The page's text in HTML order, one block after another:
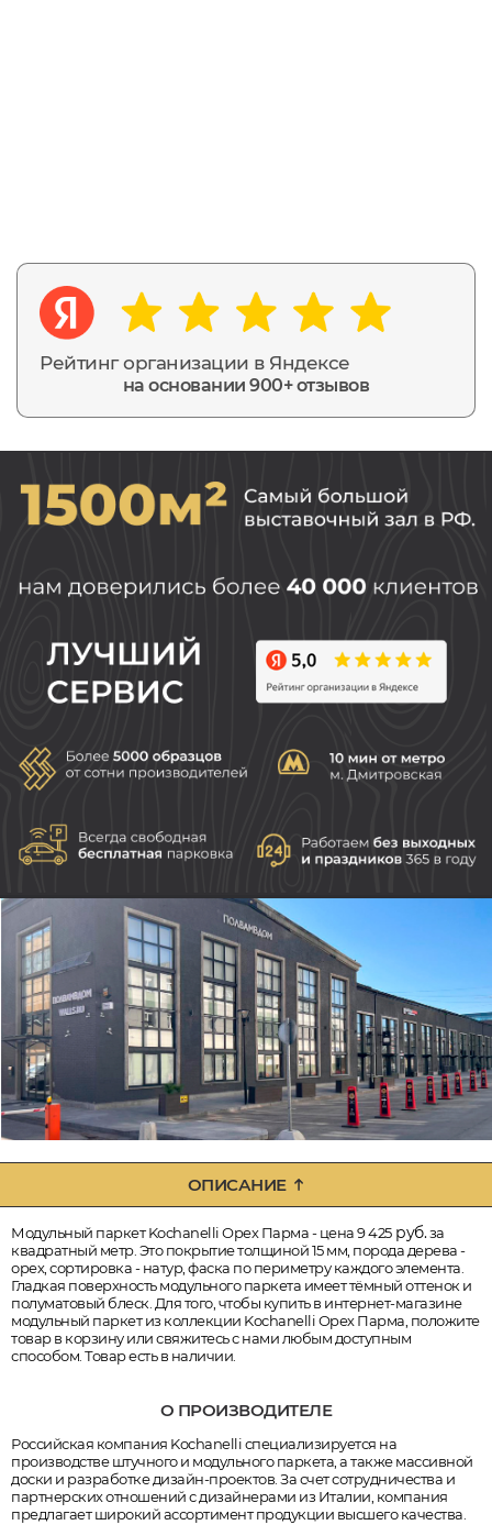
Рейтинг организации в Яндексе
на основании 900+ отзывов
ОПИСАНИЕ
Модульный паркет Kochanelli Орех Парма - цена 9 425руб.за
квадратный метр. Это покрытие толщиной 15 мм, порода дерева -
орех, сортировка - натур, фаска по периметру каждого элемента.
Гладкая поверхность модульного паркета имеет тёмный оттенок и
полуматовый блеск. Для того, чтобы купить в интернет-магазине
модульный паркет из коллекции Kochanelli Орех Парма, положите
товар в корзину или свяжитесь с нами любым доступным
способом. Товар есть в наличии.
О ПРОИЗВОДИТЕЛЕ
Российская компания Kochanelli специализируется на
производстве штучного и модульного паркета, а также массивной
доски и разработке дизайн-проектов. За счет сотрудничества и
партнерских отношений с дизайнерами из Италии, компания
предлагает широкий ассортимент продукции высшего качества.